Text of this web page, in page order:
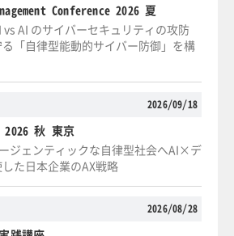
Conference 2026 夏
vs AI のサイバーセキュリティの攻防
「自律型能動的サイバー防御」を構
2026/09/18
2026 秋 東京
ジェンティックな自律型社会へAI×デ
た日本企業のAX戦略
2026/08/28